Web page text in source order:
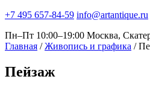
+7 495 657-84-59 info@artantique.ru
Пн–Пт 10:00–19:00 Москва,
Главная / Живопись и графика /
Пейзаж